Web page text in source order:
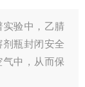
验中，乙腈
瓶封闭安全
中，从而保